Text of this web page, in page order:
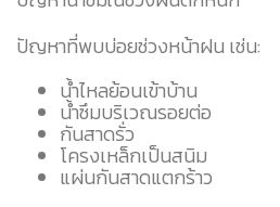
ปัญหาที่พบบ่อยช่วงหน้าฝน เช่น:
น้ำไหลย้อนเข้าบ้าน
น้ำซึมบริเวณรอยต่อ
กันสาดรั่ว
โครงเหล็กเป็นสนิม
แผ่นกันสาดแตกร้าว